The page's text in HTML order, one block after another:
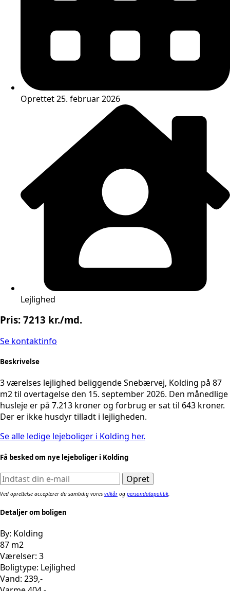
Oprettet 25. februar 2026
Lejlighed
Pris: 7213 kr./md.
Se kontaktinfo
Beskrivelse
3 værelses lejlighed beliggende Snebærvej, Kolding på 87
m2 til overtagelse den 15. september 2026. Den månedlige
husleje er på 7.213 kroner og forbrug er sat til 643 kroner.
Der er ikke husdyr tilladt i lejligheden.
Se alle ledige lejeboliger i Kolding her.
Få besked om nye lejeboliger i Kolding
Ved oprettelse accepterer du samtidig vores vilkårog persondatapolitik
Detaljer om boligen
By: Kolding
87 m2
Værelser: 3
Boligtype: Lejlighed
Vand: 239,-